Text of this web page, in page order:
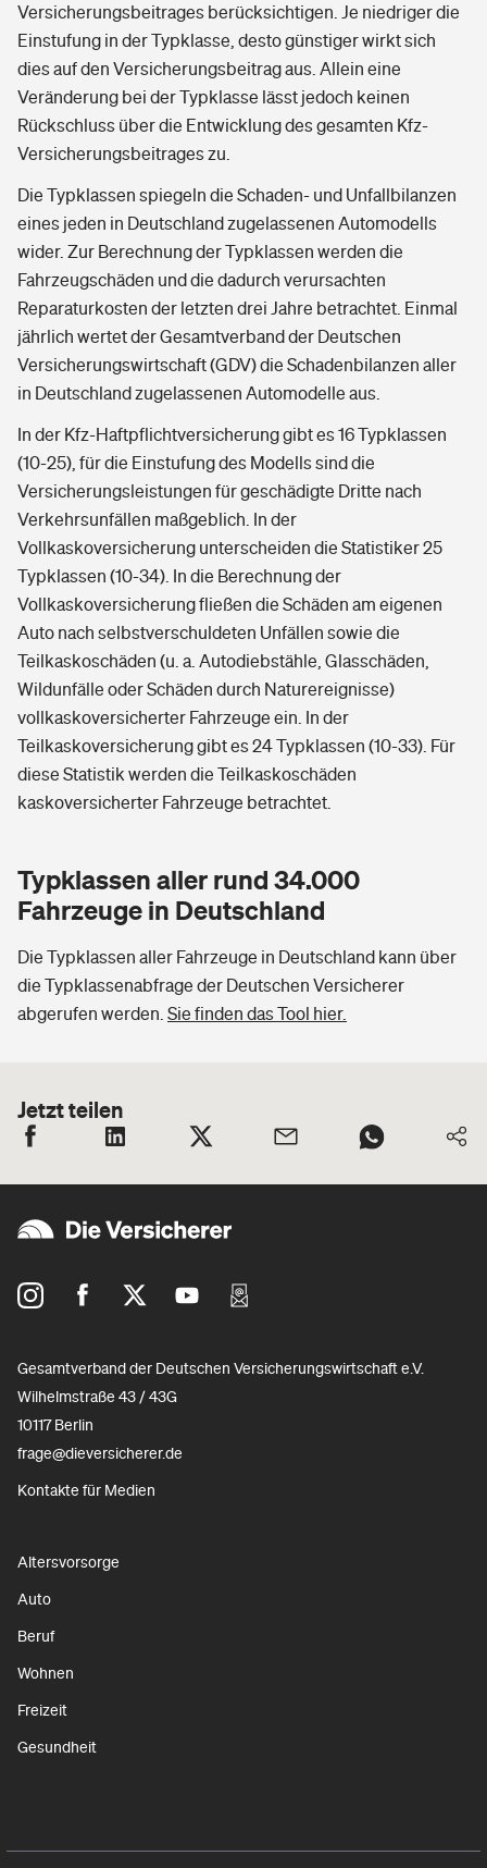
Versicherungsbeitrages berücksichtigen. Je niedriger die
Einstufung in der Typklasse, desto günstiger wirkt sich
dies auf den Versicherungsbeitrag aus. Allein eine
Veränderung bei der Typklasse lässt jedoch keinen
Rückschluss über die Entwicklung des gesamten Kfz-
Versicherungsbeitrages zu.
Die Typklassen spiegeln die Schaden- und Unfallbilanzen
eines jeden in Deutschland zugelassenen Automodells
wider. Zur Berechnung der Typklassen werden die
Fahrzeugschäden und die dadurch verursachten
Reparaturkosten der letzten drei Jahre betrachtet. Einmal
jährlich wertet der Gesamtverband der Deutschen
Versicherungswirtschaft (GDV) die Schadenbilanzen aller
in Deutschland zugelassenen Automodelle aus.
In der Kfz-Haftpflichtversicherung gibt es 16 Typklassen
(10-25), für die Einstufung des Modells sind die
Versicherungsleistungen für geschädigte Dritte nach
Verkehrsunfällen maßgeblich. In der
Vollkaskoversicherung unterscheiden die Statistiker 25
Typklassen (10-34). In die Berechnung der
Vollkaskoversicherung fließen die Schäden am eigenen
Auto nach selbstverschuldeten Unfällen sowie die
Teilkaskoschäden (u. a. Autodiebstähle, Glasschäden,
Wildunfälle oder Schäden durch Naturereignisse)
vollkaskoversicherter Fahrzeuge ein. In der
Teilkaskoversicherung gibt es 24 Typklassen (10-33). Für
diese Statistik werden die Teilkaskoschäden
kaskoversicherter Fahrzeuge betrachtet.
Typklassen aller rund 34.000
Fahrzeuge in Deutschland
Die Typklassen aller Fahrzeuge in Deutschland kann über
die Typklassenabfrage der Deutschen Versicherer
abgerufen werden. Sie finden das Tool hier.
Jetzt teilen
Gesamtverband der Deutschen Versicherungswirtschaft e.V.
Wilhelmstraße 43 / 43G
10117 Berlin
frage@dieversicherer.de
Kontakte für Medien
Altersvorsorge
Auto
Beruf
Wohnen
Freizeit
Gesundheit